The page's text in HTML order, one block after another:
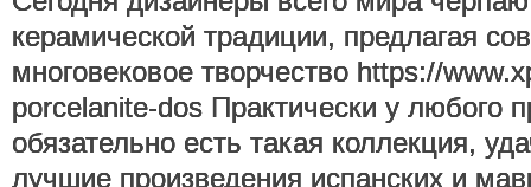
керамической традиции, предлагая
многовековое творчество https://
porcelanite-dos Практически у любого
обязательно есть такая коллекция,
лучшие произведения испанских и